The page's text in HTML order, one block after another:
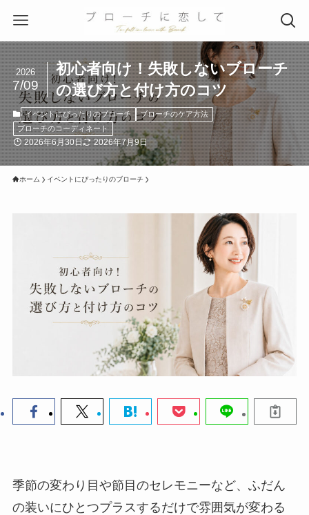
初心者向け！失敗しないブローチ
の選び方と付け方のコツ
2026
7/09
イベントにぴったりのブローチ
ブローチのケア方法
ブローチのコーディネート
2026年6月30日 2026年7月9日
ホーム イベントにぴったりのブローチ
季節の変わり目や節目のセレモニーなど、ふだん
の装いにひとつプラスするだけで雰囲気が変わる